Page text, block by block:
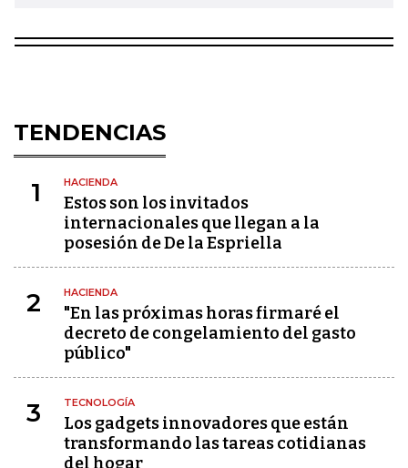
TENDENCIAS
1 HACIENDA
Estos son los invitados
internacionales que llegan a la
posesión de De la Espriella
2 HACIENDA
"En las próximas horas firmaré el
decreto de congelamiento del gasto
público"
3 TECNOLOGÍA
Los gadgets innovadores que están
transformando las tareas cotidianas
del hogar